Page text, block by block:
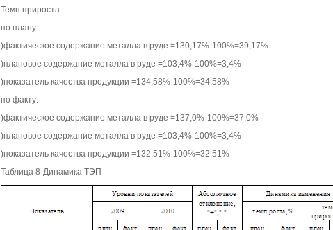
Темп прироста:
по плану:
)фактическое содержание металла в руде =130,17%-100%=39,17%
)плановое содержание металла в руде =103,4%-100%=3,4%
)показатель качества продукции =134,58%-100%=34,58%
по факту:
)фактическое содержание металла в руде =137,0%-100%=37,0%
)плановое содержание металла в руде =103,4%-100%=3,4%
)показатель качества продукции =132,51%-100%=32,51%
Таблица 8-Динамика ТЭП